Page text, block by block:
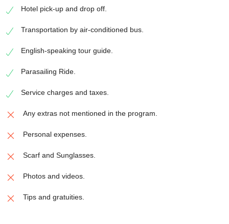
Hotel pick-up and drop off.
Transportation by air-conditioned bus.
English-speaking tour guide.
Parasailing Ride.
Service charges and taxes.
Any extras not mentioned in the program.
Personal expenses.
Scarf and Sunglasses.
Photos and videos.
Tips and gratuities.